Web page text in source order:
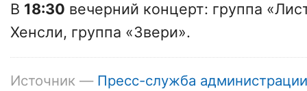
В 18:30 вечерний концерт: группа
Хенсли, группа «Звери».
Источник — Пресс-служба администрации